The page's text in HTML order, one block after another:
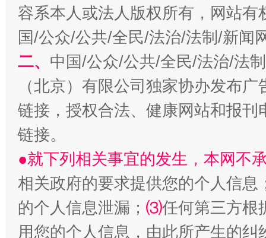
揭开“小金库”的免责幌子
受贿1.44亿！段成刚被判无期 从幼
容系本人或法人版权所有，网站
国/公众/公共/全民/法治/法制/新闻
二、 中国/公众/公共/全民/法治/法
（北京）有限公司独家协办发布
链接，授权合法、健康网站和报
链接。
●就下列相关事宜的发生，本网不
相关政府的要求提供您的个人信息
的个人信息泄漏； ⑶任何第三方根
用您的个人信息，由此所产生的纠